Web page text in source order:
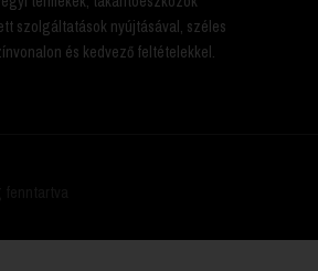
szolgáltatások nyújtásával, széles
és kedvező feltételekkel.